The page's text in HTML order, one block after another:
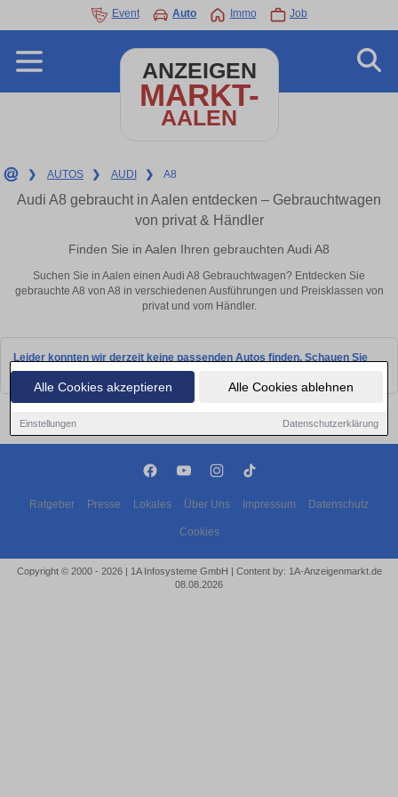
Alle Cookies akzeptieren Alle Cookies ablehnen
Einstellungen Datenschutzerklärung
Event Auto Immo Job
ANZEIGEN
MARKT-
AALEN
❯ AUTOS ❯ AUDI ❯ A8
Audi A8 gebraucht in Aalen entdecken – Gebrauchtwagen
von privat & Händler
Finden Sie in Aalen Ihren gebrauchten Audi A8
Suchen Sie in Aalen einen Audi A8 Gebrauchtwagen? Entdecken Sie
gebrauchte A8 von A8 in verschiedenen Ausführungen und Preisklassen von
privat und vom Händler.
Leider konnten wir derzeit keine passenden Autos finden. Schauen Sie
bald wieder vorbei!
Ratgeber Presse Lokales Über Uns Impressum Datenschutz
Cookies
Copyright © 2000 - 2026 | 1A Infosysteme GmbH | Content by: 1A-Anzeigenmarkt.de
08.08.2026